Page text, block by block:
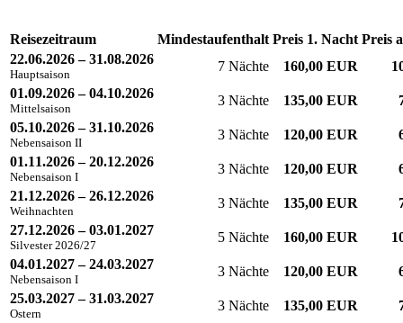
Reisezeitraum Mindestaufenthalt Preis 1. Nacht Preis
22.06.2026 – 31.08.2026
Hauptsaison
7 Nächte 160,00 EUR
01.09.2026 – 04.10.2026
Mittelsaison
3 Nächte 135,00 EUR
05.10.2026 – 31.10.2026
Nebensaison II
3 Nächte 120,00 EUR
01.11.2026 – 20.12.2026
Nebensaison I
3 Nächte 120,00 EUR
21.12.2026 – 26.12.2026
Weihnachten
3 Nächte 135,00 EUR
27.12.2026 – 03.01.2027
Silvester 2026/27
5 Nächte 160,00 EUR
04.01.2027 – 24.03.2027
Nebensaison I
3 Nächte 120,00 EUR
25.03.2027 – 31.03.2027
Ostern
3 Nächte 135,00 EUR